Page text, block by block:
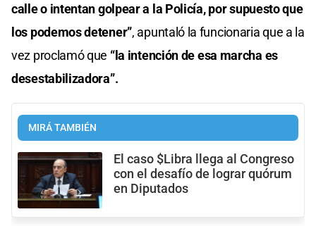
calle o intentan golpear a la Policía, por supuesto que
los podemos detener”, apuntaló la funcionaria que a la
vez proclamó que “la intención de esa marcha es
desestabilizadora”.
MIRÁ TAMBIÉN
El caso $Libra llega al Congreso
con el desafío de lograr quórum
en Diputados